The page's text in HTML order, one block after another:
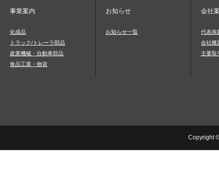
事業案内
化成品
トラック/トレーラ部品
産業機械・自動車部品
食品工業・物資
お知らせ
お知らせ一覧
会社
代表挨
会社概
主要取
Copyright